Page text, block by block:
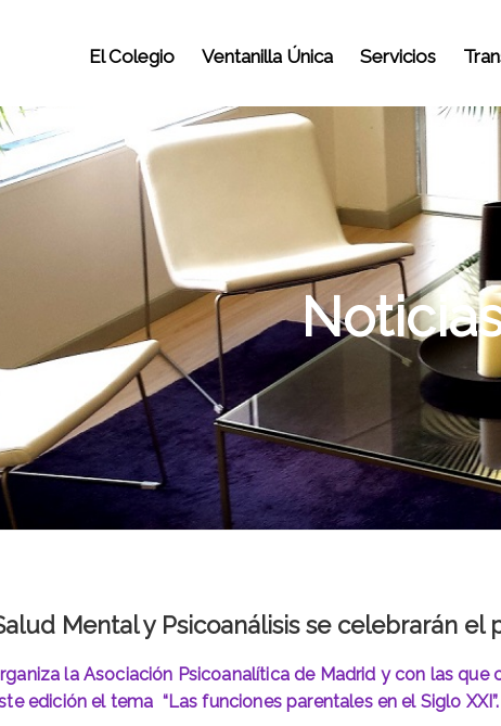
El Colegio Ventanilla Única Servicios
Mental y Psicoanálisis se celebrarán
la Asociación Psicoanalítica de Madrid y con las
edición el tema “Las funciones parentales en el Siglo XXI”.